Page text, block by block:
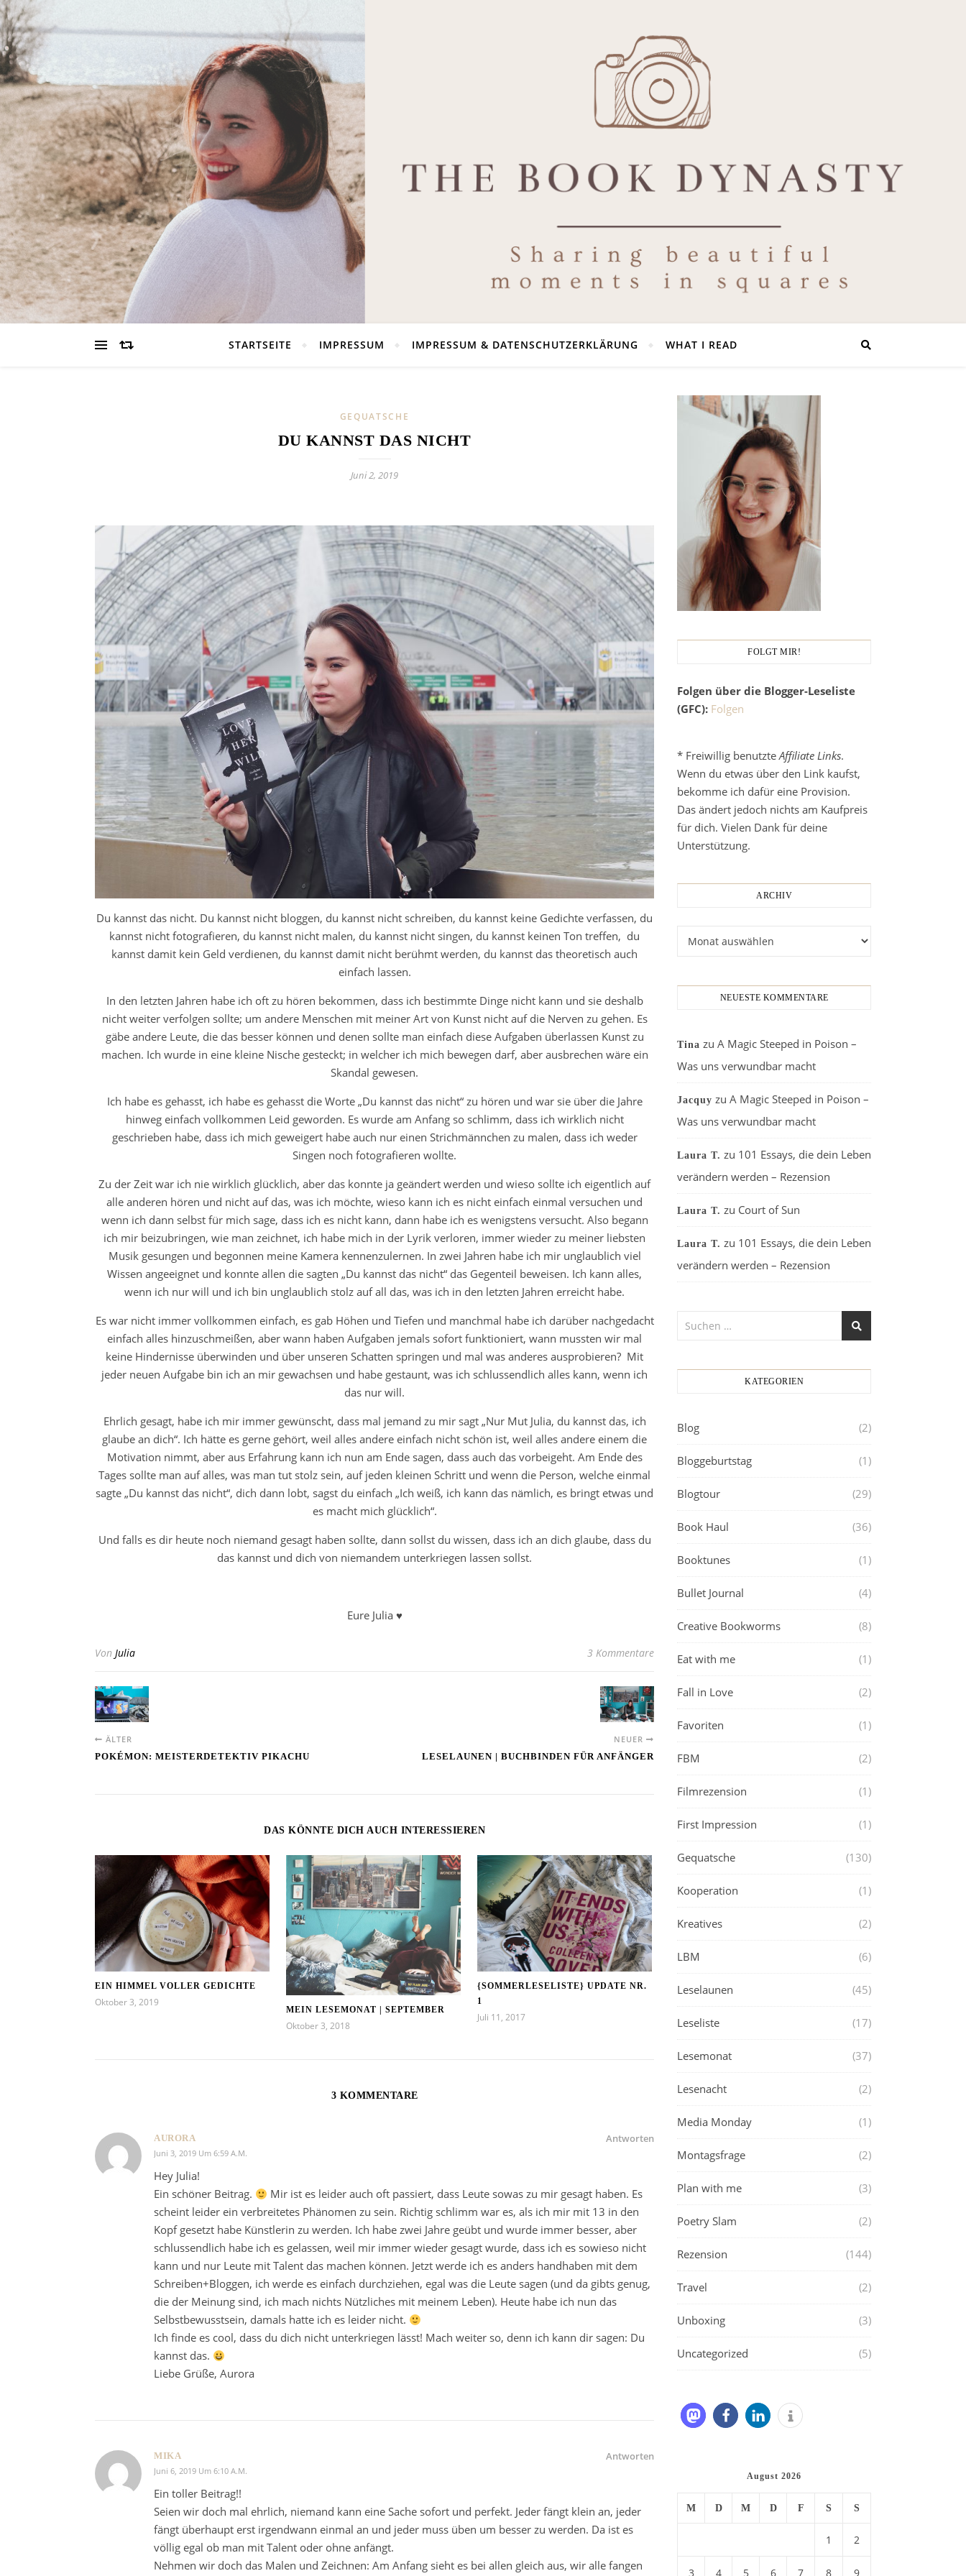
STARTSEITE IMPRESSUM IMPRESSUM & DATENSCHUTZERKLÄRUNG WHAT I READ
GEQUATSCHE
DU KANNST DAS NICHT
Juni 2, 2019
Du kannst das nicht. Du kannst nicht bloggen, du kannst nicht schreiben, du kannst keine Gedichte verfassen, du
kannst nicht fotografieren, du kannst nicht malen, du kannst nicht singen, du kannst keinen Ton treffen, du
kannst damit kein Geld verdienen, du kannst damit nicht berühmt werden, du kannst das theoretisch auch
einfach lassen.
In den letzten Jahren habe ich oft zu hören bekommen, dass ich bestimmte Dinge nicht kann und sie deshalb
nicht weiter verfolgen sollte; um andere Menschen mit meiner Art von Kunst nicht auf die Nerven zu gehen. Es
gäbe andere Leute, die das besser können und denen sollte man einfach diese Aufgaben überlassen Kunst zu
machen. Ich wurde in eine kleine Nische gesteckt; in welcher ich mich bewegen darf, aber ausbrechen wäre ein
Skandal gewesen.
Ich habe es gehasst, ich habe es gehasst die Worte „Du kannst das nicht“ zu hören und war sie über die Jahre
hinweg einfach vollkommen Leid geworden. Es wurde am Anfang so schlimm, dass ich wirklich nicht
geschrieben habe, dass ich mich geweigert habe auch nur einen Strichmännchen zu malen, dass ich weder
Singen noch fotografieren wollte.
Zu der Zeit war ich nie wirklich glücklich, aber das konnte ja geändert werden und wieso sollte ich eigentlich auf
alle anderen hören und nicht auf das, was ich möchte, wieso kann ich es nicht einfach einmal versuchen und
wenn ich dann selbst für mich sage, dass ich es nicht kann, dann habe ich es wenigstens versucht. Also begann
ich mir beizubringen, wie man zeichnet, ich habe mich in der Lyrik verloren, immer wieder zu meiner liebsten
Musik gesungen und begonnen meine Kamera kennenzulernen. In zwei Jahren habe ich mir unglaublich viel
Wissen angeeignet und konnte allen die sagten „Du kannst das nicht“ das Gegenteil beweisen. Ich kann alles,
wenn ich nur will und ich bin unglaublich stolz auf all das, was ich in den letzten Jahren erreicht habe.
Es war nicht immer vollkommen einfach, es gab Höhen und Tiefen und manchmal habe ich darüber nachgedacht
einfach alles hinzuschmeißen, aber wann haben Aufgaben jemals sofort funktioniert, wann mussten wir mal
keine Hindernisse überwinden und über unseren Schatten springen und mal was anderes ausprobieren? Mit
jeder neuen Aufgabe bin ich an mir gewachsen und habe gestaunt, was ich schlussendlich alles kann, wenn ich
das nur will.
Ehrlich gesagt, habe ich mir immer gewünscht, dass mal jemand zu mir sagt „Nur Mut Julia, du kannst das, ich
glaube an dich“. Ich hätte es gerne gehört, weil alles andere einfach nicht schön ist, weil alles andere einem die
Motivation nimmt, aber aus Erfahrung kann ich nun am Ende sagen, dass auch das vorbeigeht. Am Ende des
Tages sollte man auf alles, was man tut stolz sein, auf jeden kleinen Schritt und wenn die Person, welche einmal
sagte „Du kannst das nicht“, dich dann lobt, sagst du einfach „Ich weiß, ich kann das nämlich, es bringt etwas und
es macht mich glücklich“.
Und falls es dir heute noch niemand gesagt haben sollte, dann sollst du wissen, dass ich an dich glaube, dass du
das kannst und dich von niemandem unterkriegen lassen sollst.
Eure Julia ♥
Von Julia 3 Kommentare
ÄLTER
POKÉMON: MEISTERDETEKTIV PIKACHU
NEUER
LESELAUNEN | BUCHBINDEN FÜR ANFÄNGER
DAS KÖNNTE DICH AUCH INTERESSIEREN
EIN HIMMEL VOLLER GEDICHTE
Oktober 3, 2019
MEIN LESEMONAT | SEPTEMBER
Oktober 3, 2018
{SOMMERLESELISTE} UPDATE NR.
1
Juli 11, 2017
3 KOMMENTARE
AURORA
Juni 3, 2019 Um 6:59 A.m.
Antworten
Hey Julia!
Ein schöner Beitrag.
Mir ist es leider auch oft passiert, dass Leute sowas zu mir gesagt haben. Es
scheint leider ein verbreitetes Phänomen zu sein. Richtig schlimm war es, als ich mir mit 13 in den
Kopf gesetzt habe Künstlerin zu werden. Ich habe zwei Jahre geübt und wurde immer besser, aber
schlussendlich habe ich es gelassen, weil mir immer wieder gesagt wurde, dass ich es sowieso nicht
kann und nur Leute mit Talent das machen können. Jetzt werde ich es anders handhaben mit dem
Schreiben+Bloggen, ich werde es einfach durchziehen, egal was die Leute sagen (und da gibts genug,
die der Meinung sind, ich mach nichts Nützliches mit meinem Leben). Heute habe ich nun das
Selbstbewusstsein, damals hatte ich es leider nicht.
Ich finde es cool, dass du dich nicht unterkriegen lässt! Mach weiter so, denn ich kann dir sagen: Du
kannst das.
Liebe Grüße, Aurora
MIKA
Juni 6, 2019 Um 6:10 A.m.
Antworten
Ein toller Beitrag!!
Seien wir doch mal ehrlich, niemand kann eine Sache sofort und perfekt. Jeder fängt klein an, jeder
fängt überhaupt erst irgendwann einmal an und jeder muss üben um besser zu werden. Da ist es
völlig egal ob man mit Talent oder ohne anfängt.
Nehmen wir doch das Malen und Zeichnen: Am Anfang sieht es bei allen gleich aus, wir alle fangen
FOLGT MIR!
Folgen über die Blogger-Leseliste
(GFC): Folgen
* Freiwillig benutzteAffiliate Links.
Wenn du etwas über den Link kaufst,
bekomme ich dafür eine Provision.
Das ändert jedoch nichts am Kaufpreis
für dich. Vielen Dank für deine
Unterstützung.
ARCHIV
NEUESTE KOMMENTARE
Tina zu A Magic Steeped in Poison –
Was uns verwundbar macht
Jacquy zu A Magic Steeped in Poison –
Was uns verwundbar macht
Laura T. zu 101 Essays, die dein Leben
verändern werden – Rezension
Laura T. zu Court of Sun
Laura T. zu 101 Essays, die dein Leben
verändern werden – Rezension
KATEGORIEN
Blog (2)
Bloggeburtstag (1)
Blogtour (29)
Book Haul (36)
Booktunes (1)
Bullet Journal (4)
Creative Bookworms (8)
Eat with me (1)
Fall in Love (2)
Favoriten (1)
FBM (2)
Filmrezension (1)
First Impression (1)
Gequatsche (130)
Kooperation (1)
Kreatives (2)
LBM (6)
Leselaunen (45)
Leseliste (17)
Lesemonat (37)
Lesenacht (2)
Media Monday (1)
Montagsfrage (2)
Plan with me (3)
Poetry Slam (2)
Rezension (144)
Travel (2)
Unboxing (3)
Uncategorized (5)
August 2026
M D M D F S S
1 2
3 4 5 6 7 8 9